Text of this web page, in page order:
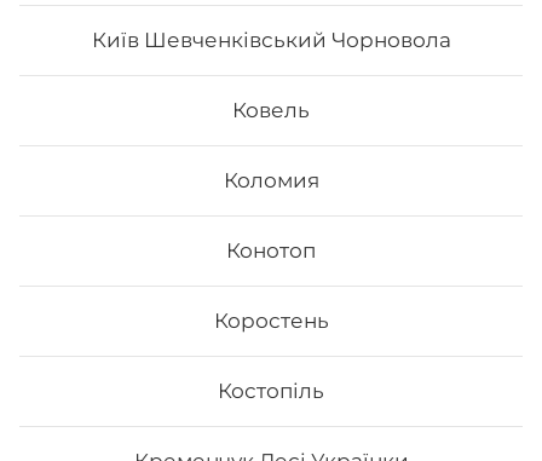
Київ Шевченківський Чорновола
Ковель
Коломия
Конотоп
Коростень
Костопіль
- Філадельфія з лососем - Філадельфія з тунцем -
Філадельфія сезам - Каліфорнія з лососем в кунжуті